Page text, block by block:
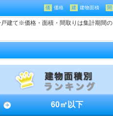
価 価格 建 建物面積 間
建て※価格・面積・間取りは集計期間の
60㎡以下